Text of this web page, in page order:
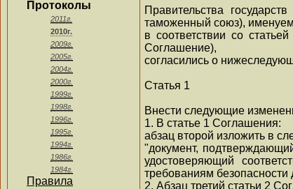
Протоколы
2011г.
2010г.
2009г.
2005г.
2004г.
2000г.
1999г.
1998г.
1996г.
1995г.
1994г.
1986г.
1984г.
Правила
Правительства
таможенный союз),
в соответствии со
Соглашение),
согласились о
Статья 1
Внести следующие
1. В статье 1 Соглашения:
абзац второй изложить в
"документ,
удостоверяющий
требованиям
2. Абзац третий статьи 2